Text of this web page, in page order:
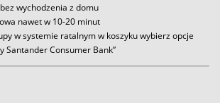
wychodzenia z domu
nawet w 10-20 minut
w systemie ratalnym w koszyku wybierz opcje
Santander Consumer Bank”